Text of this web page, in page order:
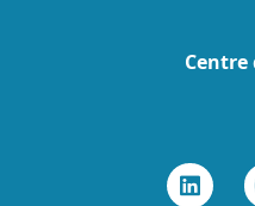
Centre